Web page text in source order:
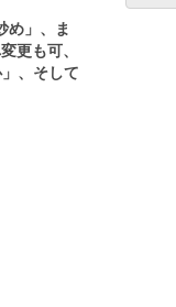
め」、ま
更も可、
、そして